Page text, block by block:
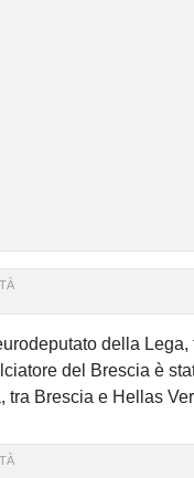
della Lega,
del Brescia è
tra Brescia e Hellas